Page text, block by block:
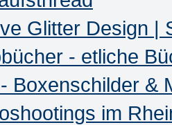
Glitter Design |
- etliche
Boxenschilder &
im